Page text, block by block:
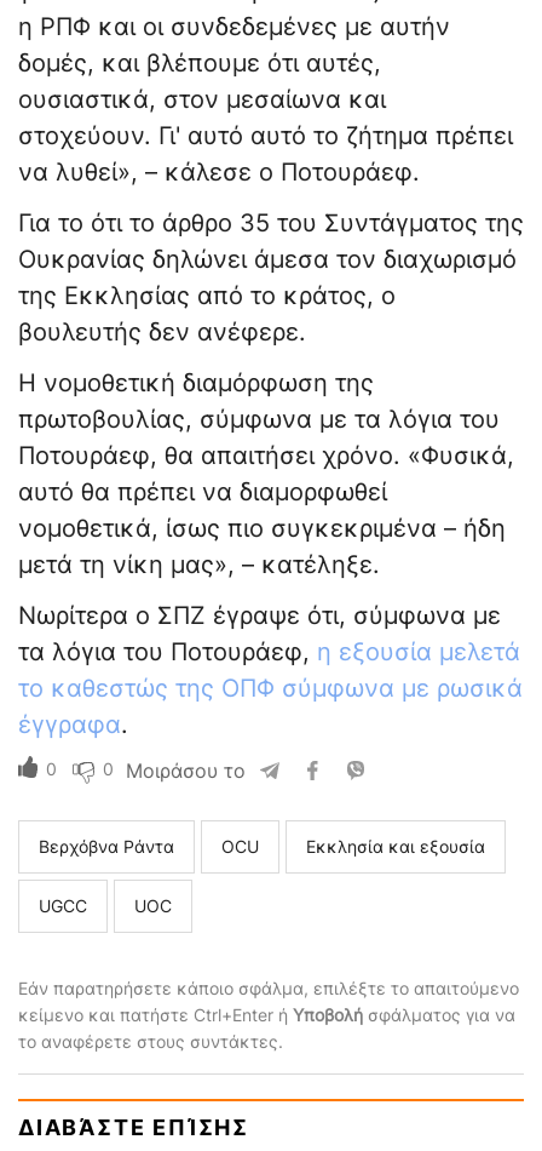
η ΡΠΦ και οι συνδεδεμένες με αυτήν
δομές, και βλέπουμε ότι αυτές,
ουσιαστικά, στον μεσαίωνα και
στοχεύουν. Γι' αυτό αυτό το ζήτημα πρέπει
να λυθεί», – κάλεσε ο Ποτουράεφ.
Για το ότι το άρθρο 35 του Συντάγματος της
Ουκρανίας δηλώνει άμεσα τον διαχωρισμό
της Εκκλησίας από το κράτος, ο
βουλευτής δεν ανέφερε.
Η νομοθετική διαμόρφωση της
πρωτοβουλίας, σύμφωνα με τα λόγια του
Ποτουράεφ, θα απαιτήσει χρόνο. «Φυσικά,
αυτό θα πρέπει να διαμορφωθεί
νομοθετικά, ίσως πιο συγκεκριμένα – ήδη
μετά τη νίκη μας», – κατέληξε.
Νωρίτερα ο ΣΠΖ έγραψε ότι, σύμφωνα με
τα λόγια του Ποτουράεφ, η εξουσία μελετά
το καθεστώς της ΟΠΦ σύμφωνα με ρωσικά
έγγραφα.
0 0 Μοιράσου το
Βερχόβνα Ράντα ΟCU Εκκλησία και εξουσία
UGCC UOC
Εάν παρατηρήσετε κάποιο σφάλμα, επιλέξτε το απαιτούμενο
κείμενο και πατήστε Ctrl+Enter ή Υποβολή σφάλματος για να
το αναφέρετε στους συντάκτες.
ΔΙΑΒΆΣΤΕ ΕΠΊΣΗΣ